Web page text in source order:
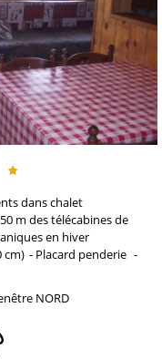
dans chalet
m des télécabines de
en hiver
cm)
Placard penderie
NORD